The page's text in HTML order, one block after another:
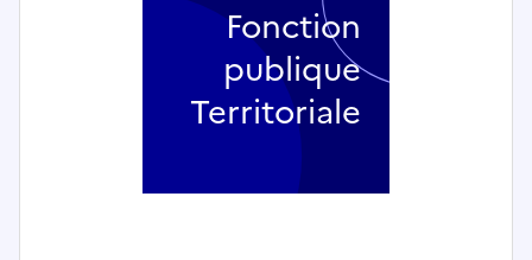
Fonction
publique
Territoriale